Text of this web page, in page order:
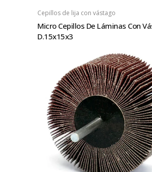
Cepillos de lija con vástago
Micro Cepillos De Láminas Con
D.15x15x3